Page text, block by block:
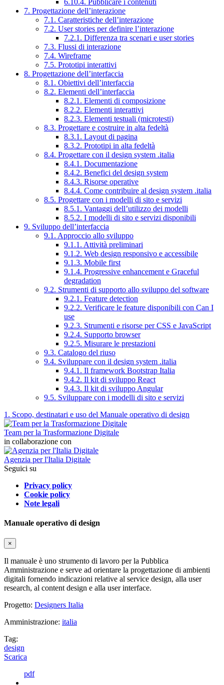
7. Progettazione dell’interazione
7.1. Caratteristiche dell’interazione
7.2. User stories per definire l’interazione
7.2.1. Differenza tra scenari e user stories
7.3. Flussi di interazione
7.4. Wireframe
7.5. Prototipi interattivi
8. Progettazione dell’interfaccia
8.1. Obiettivi dell’interfaccia
8.2. Elementi dell’interfaccia
8.2.1. Elementi di composizione
8.2.2. Elementi interattivi
8.2.3. Elementi testuali (microtesti)
8.3. Progettare e costruire in alta fedeltà
8.3.1. Layout di pagina
8.3.2. Prototipi in alta fedeltà
8.4. Progettare con il design system .italia
8.4.1. Documentazione
8.4.2. Benefici del design system
8.4.3. Risorse operative
8.4.4. Come contribuire al design system .italia
8.5. Progettare con i modelli di sito e servizi
8.5.1. Vantaggi dell’utilizzo dei modelli
8.5.2. I modelli di sito e servizi disponibili
9. Sviluppo dell’interfaccia
9.1. Approccio allo sviluppo
9.1.1. Attività preliminari
9.1.2. Web design responsivo e accessibile
9.1.3. Mobile first
9.1.4. Progressive enhancement e Graceful
degradation
9.2. Strumenti di supporto allo sviluppo del software
9.2.1. Feature detection
9.2.2. Verificare le feature disponibili con Can I
use
9.2.3. Strumenti e risorse per CSS e JavaScript
9.2.4. Supporto browser
9.2.5. Misurare le prestazioni
9.3. Catalogo del riuso
9.4. Sviluppare con il design system .italia
9.4.1. Il framework Bootstrap Italia
9.4.2. Il kit di sviluppo React
9.4.3. Il kit di sviluppo Angular
9.5. Sviluppare con i modelli di sito e servizi
1. Scopo, destinatari e uso del Manuale operativo di design
Team per la Trasformazione Digitale
in collaborazione con
Agenzia per l'Italia Digitale
Seguici su
Privacy policy
Cookie policy
Note legali
Manuale operativo di design
×
Il manuale è uno strumento di lavoro per la Pubblica
Amministrazione e serve ad orientare la progettazione di ambienti
digitali fornendo indicazioni relative al service design, alla user
research, al content design e alla user interface.
Progetto: Designers Italia
Amministrazione: italia
Tag:
design
Scarica
pdf